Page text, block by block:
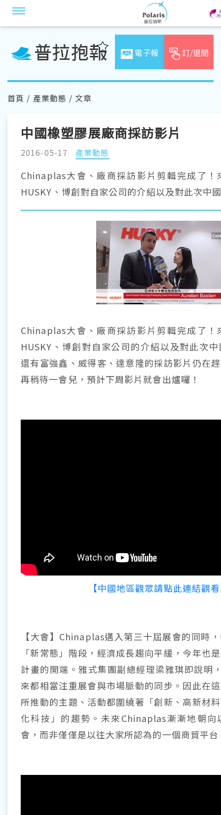
電子報 訂/退閱
首頁 / 產業動態 / 文章
中國橡塑膠展廠商採訪影片
2016-05-17 產業動態
Chinaplas大會、廠商採訪影片剪輯完成了！
HUSKY、博創對自家公司的介紹以及對此次中
Chinaplas大會、廠商採訪影片剪輯完成了！
HUSKY、博創對自家公司的介紹以及對此次
還有富強鑫、威得客、達意隆的採訪影片仍在
再稍待一會兒，預計下周影片就會出爐囉！
【中國地區觀眾請點此連結觀
【大會】Chinaplas邁入第三十屆展會的同時
「新常態」階段，經濟成長趨向平緩，今年也
計畫的開端。雅式集團副總經理梁雅琪即說明
來都相當注重展會與市場脈動的同步。因此在
所推動的主題、活動都圍繞著「創新、高新材
化科技」的趨勢。未來Chinaplas漸漸地朝向
會，而非僅僅是以往大家所認為的一個商貿平台